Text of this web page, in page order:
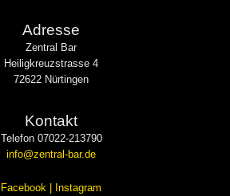
Adresse
Zentral Bar
Heiligkreuzstrasse 4
72622 Nürtingen
Kontakt
Telefon 07022-213790
info@zentral-bar.de
Facebook Instagram